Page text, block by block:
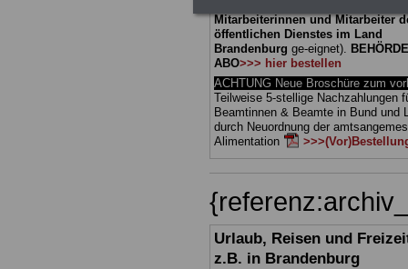
Mitarbeiterinnen und Mitarbeiter
öffentlichen Dienstes im Land
Brandenburg ge-eignet).
ABO>>> hier bestellen
ACHTUNG Neue Broschüre zum
Teilweise 5-stellige Nachzahlungen
Beamtinnen & Beamte in Bund und
durch Neuordnung der
Alimentation
Urlaub, Reisen und
z.B. in Brandenburg